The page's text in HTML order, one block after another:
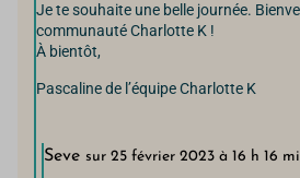
Je te souhaite une belle journée.
communauté Charlotte K !
À bientôt,
Pascaline de l’équipe Charlotte K
Seve sur 25 février 2023 à 16 h 16